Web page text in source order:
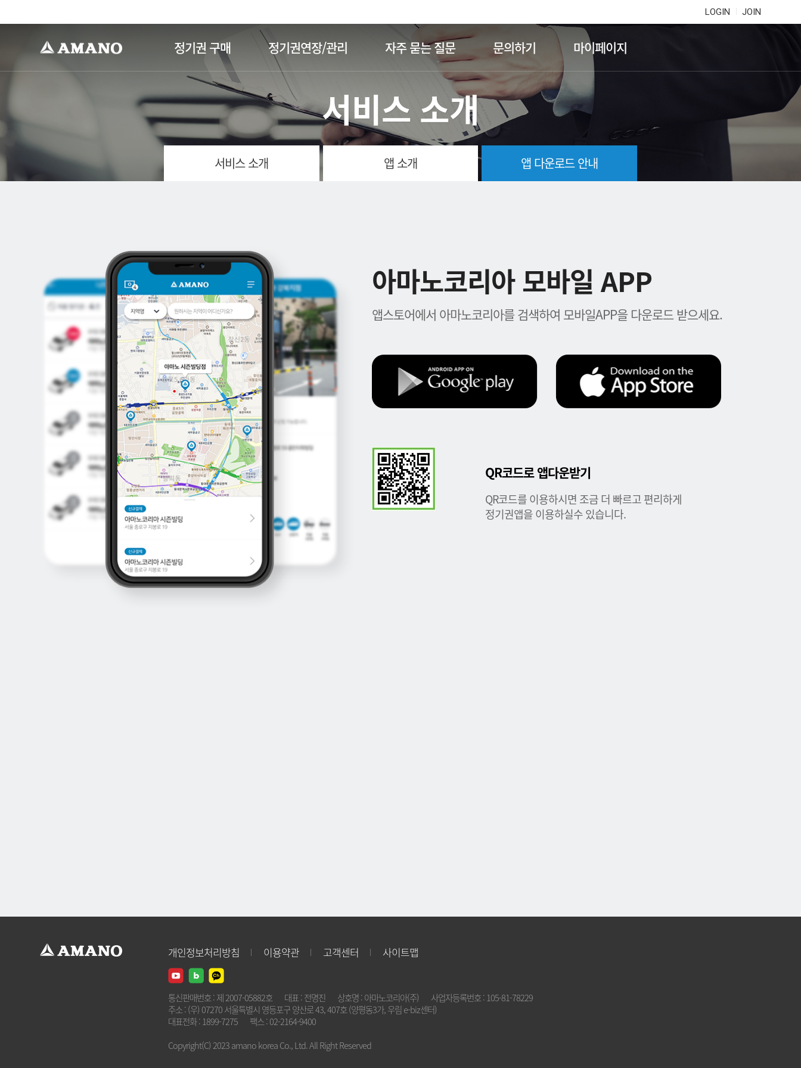
LOGIN JOIN
정기권 구매 정기권연장/관리 자주 묻는 질문 문의하기 마이페이지
서비스 소개
서비스 소개 앱 소개 앱 다운로드 안내
아마노코리아 모바일 APP
앱스토어에서 아마노코리아를 검색하여 모바일APP을 다운로드 받으세요.
QR코드로 앱다운받기
QR코드를 이용하시면 조금 더 빠르고 편리하게
정기권앱을 이용하실수 있습니다.
개인정보처리방침 이용약관 고객센터 사이트맵
통신판매번호 : 제 2007-05882호 대표 : 전명진 상호명 : 아마노코리아(주)
사업자등록번호 : 105-81-78229
주소 : (우) 07270 서울특별시 영등포구 양산로 43, 407호 (양평동3가, 우림 e-biz센터)
대표전화 : 1899-7275
팩스 : 02-2164-9400
Copyright(C) 2023 amano korea Co., Ltd. All Right Reserved